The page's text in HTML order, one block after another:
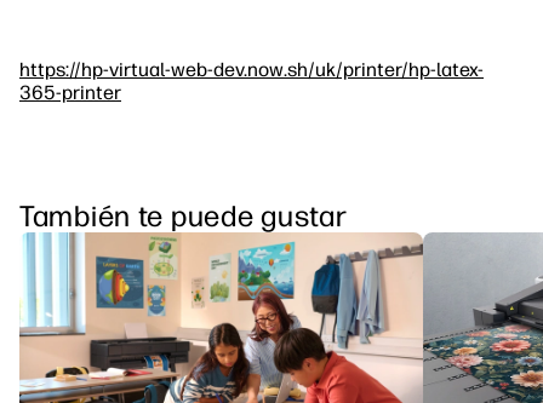
https://hp-virtual-web-dev.now.sh/uk/printer/hp-latex-
365-printer
También te puede gustar